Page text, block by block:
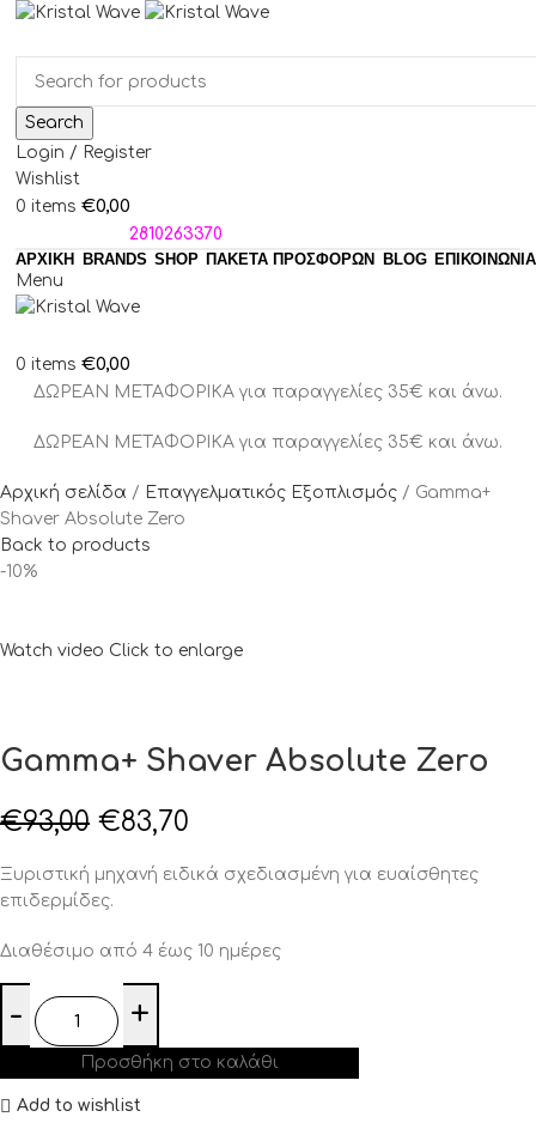
Search
Login / Register
Wishlist
0 items €0,00
2810263370
ΑΡΧΙΚΗ
BRANDS SHOP ΠΑΚΈΤΑ ΠΡΟΣΦΟΡΏΝ BLOG ΕΠΙΚΟΙΝΩΝΙΑ
Menu
0 items €0,00
ΔΩΡΕΑΝ ΜΕΤΑΦΟΡΙΚΑ για παραγγελίες 35€ και άνω.
ΔΩΡΕΑΝ ΜΕΤΑΦΟΡΙΚΑ για παραγγελίες 35€ και άνω.
Αρχική σελίδα Επαγγελματικός Εξοπλισμός
Gamma+
Shaver Absolute Zero
Back to products
-10%
Watch video Click to enlarge
Gamma+ Shaver Absolute Zero
€93,00 €83,70
Ξυριστική μηχανή ειδικά σχεδιασμένη για ευαίσθητες
επιδερμίδες.
Διαθέσιμο από 4 έως 10 ημέρες
Προσθήκη στο καλάθι
Add to wishlist